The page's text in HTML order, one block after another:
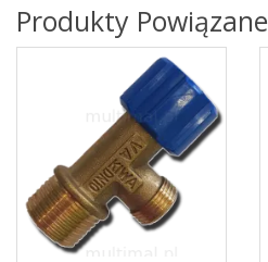
Produkty Powiązane